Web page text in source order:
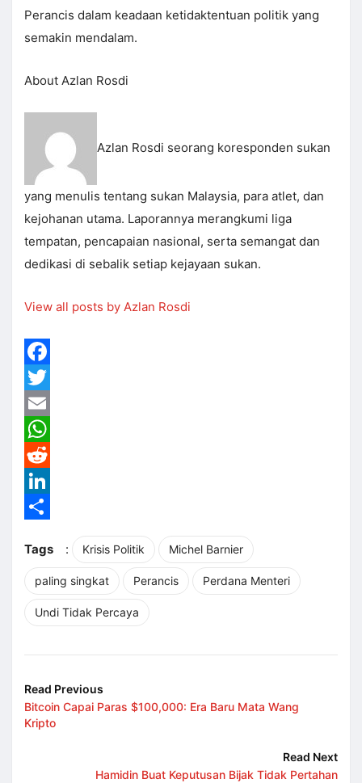
Perancis dalam keadaan ketidaktentuan politik yang
semakin mendalam.
About Azlan Rosdi
Azlan Rosdi seorang koresponden sukan
yang menulis tentang sukan Malaysia, para atlet, dan
kejohanan utama. Laporannya merangkumi liga
tempatan, pencapaian nasional, serta semangat dan
dedikasi di sebalik setiap kejayaan sukan.
View all posts by Azlan Rosdi
Facebook
Twitter
Email
WhatsApp
Reddit
LinkedIn
Tags
: Krisis Politik Michel Barnier
paling singkat Perancis Perdana Menteri
Undi Tidak Percaya
Read Previous
Bitcoin Capai Paras $100,000: Era Baru Mata Wang
Kripto
Read Next
Hamidin Buat Keputusan Bijak Tidak Pertahan